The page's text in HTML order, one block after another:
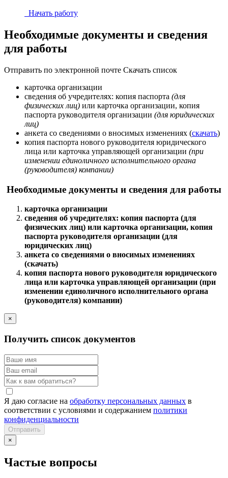
Начать работу
Необходимые документы и сведения
для работы
Отправить по электронной почте Скачать список
карточка организации
сведения об учредителях: копия паспорта (для
физических лиц) или карточка организации, копия
паспорта руководителя организации (для юридических
лиц)
анкета со сведениями о вносимых изменениях (скачать)
копия паспорта нового руководителя юридического
лица или карточка управляющей организации (при
изменении единоличного исполнительного органа
(руководителя) компании)
Необходимые документы и сведения для работы
карточка организации
сведения об учредителях: копия паспорта (для
физических лиц) или карточка организации, копия
паспорта руководителя организации (для
юридических лиц)
анкета со сведениями о вносимых изменениях
(скачать)
копия паспорта нового руководителя юридического
лица или карточка управляющей организации (при
изменении единоличного исполнительного органа
(руководителя) компании)
×
Получить список документов
Я даю согласие на обработку персональных данных в
соответствии с условиями и содержанием политики
конфиденциальности
Отправить
×
Частые вопросы